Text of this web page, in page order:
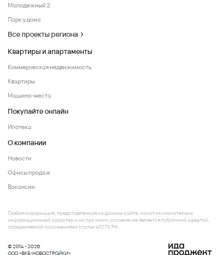
Молодежный 2
Парк у дома
Все проекты региона
Квартиры и апартаменты
Коммерческая недвижимость
Квартиры
Машино-места
Покупайте онлайн
Ипотека
О компании
Новости
Офисы продаж
Вакансии
© 2014 - 2026
ООО «ВКБ-НОВОСТРОЙКИ»
Любая информация, представленная на данном сайте, носит исключительно
информационный характер и ни при каких условиях не является публичной офертой,
определяемой положениями статьи 437 ГК РФ.